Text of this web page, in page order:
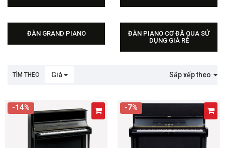
Đàn Piano Điện Yamaha
Đàn Piano Điện Kurtzman
Đàn Piano điện Maxwell
Đàn Piano điện Artesia
Đàn Piano Cơ Mới Knabe
ĐÀN GRAND PIANO
Đàn Grand piano Samick
ĐÀN PIANO CƠ ĐÃ QUA SỬ
DỤNG GIÁ RẺ
Đàn Piano Cơ Đã Qua Sử Dụng
TÌM THEO Giá Sắp xếp theo
-14% -7%